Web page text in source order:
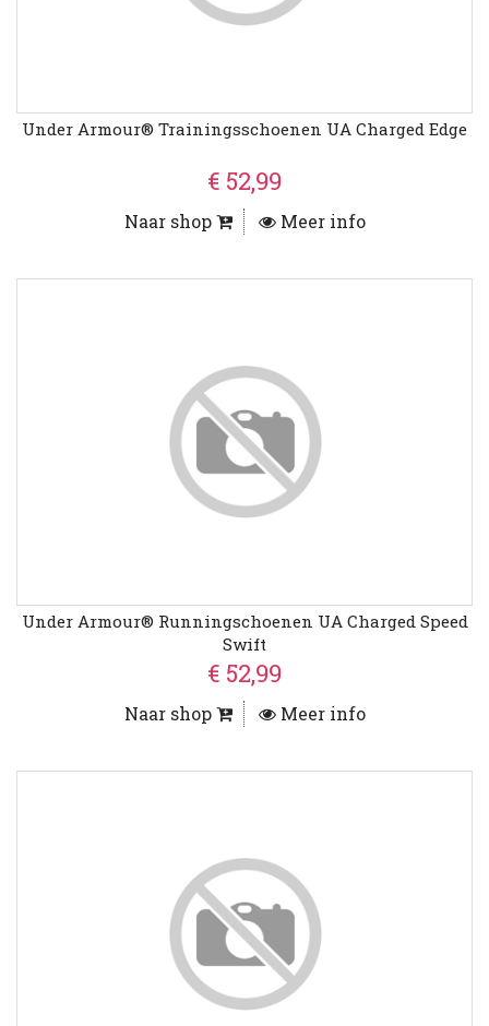
Under Armour® Trainingsschoenen UA Charged Edge
€ 52,99
Naar shop Meer info
Under Armour® Runningschoenen UA Charged Speed
Swift
€ 52,99
Naar shop Meer info